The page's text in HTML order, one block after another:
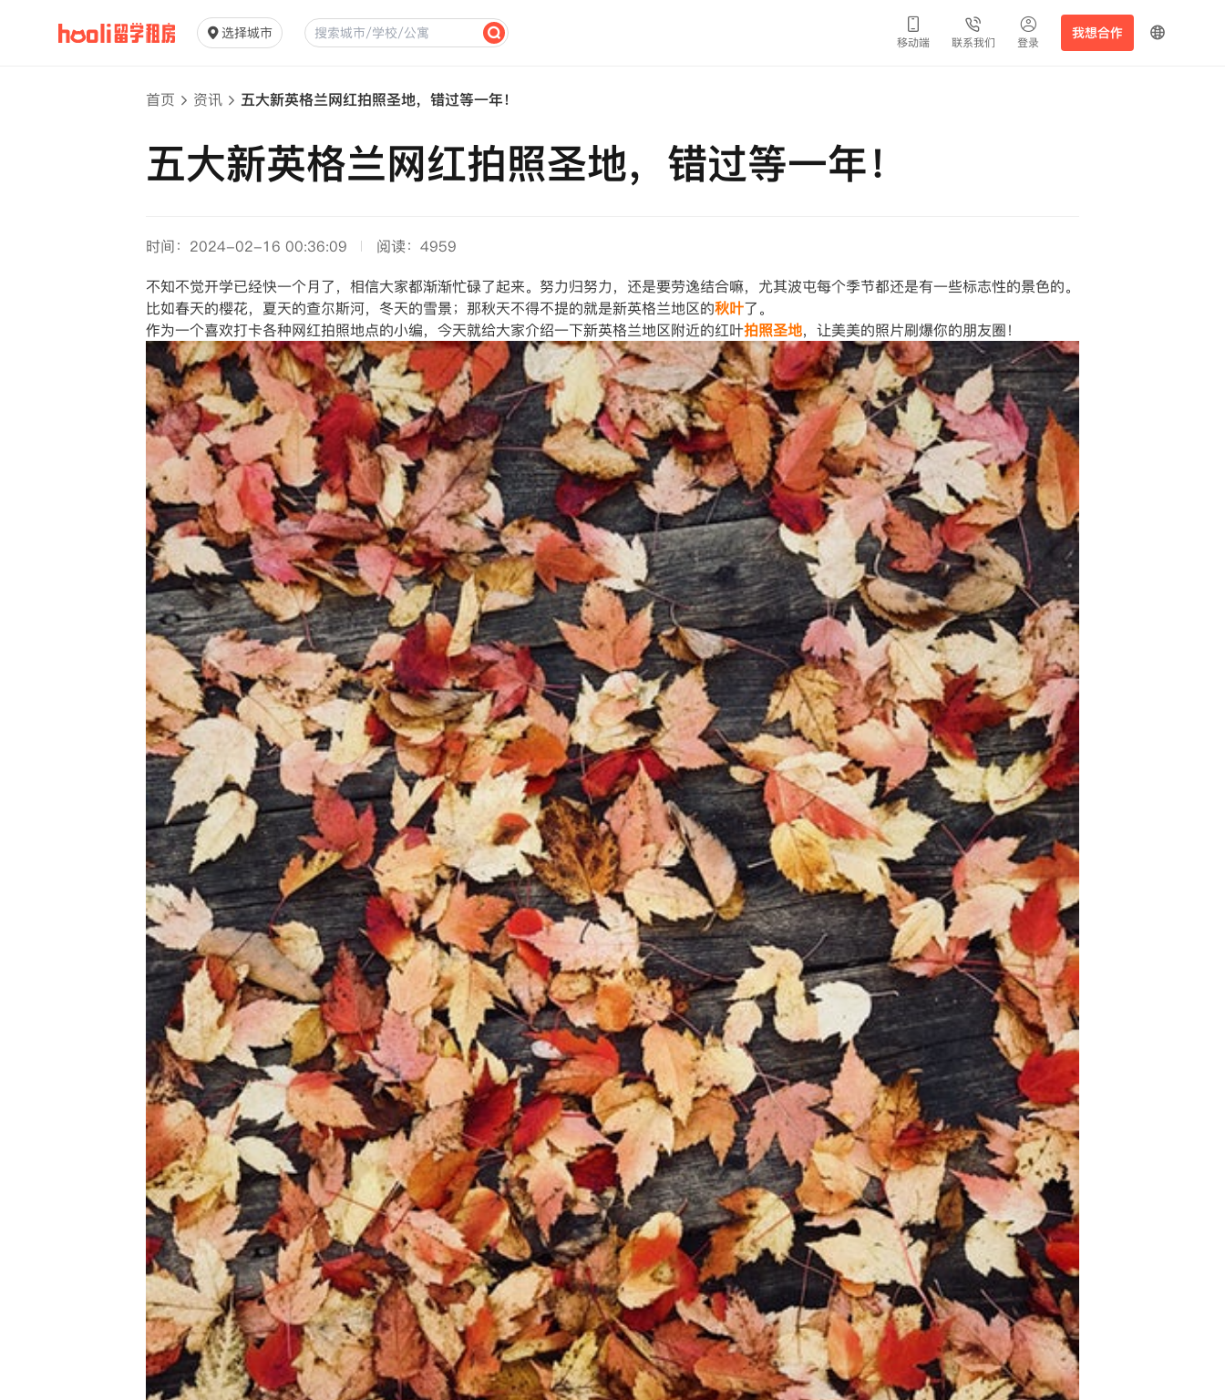
选择城市
移动端 联系我们 登录
我想合作
首页 资讯 五大新英格兰网红拍照圣地，错过等一年！
五大新英格兰网红拍照圣地，错过等一年！
时间：2024-02-16 00:36:09
阅读：4959
不知不觉开学已经快一个月了，相信大家都渐渐忙碌了起来。努力归努力，还是要劳逸结合嘛，尤其波屯每个季节都还是有一些标志性的景色的。
比如春天的樱花，夏天的查尔斯河，冬天的雪景；那秋天不得不提的就是新英格兰地区的秋叶了。
作为一个喜欢打卡各种网红拍照地点的小编，今天就给大家介绍一下新英格兰地区附近的红叶拍照圣地，让美美的照片刷爆你的朋友圈！